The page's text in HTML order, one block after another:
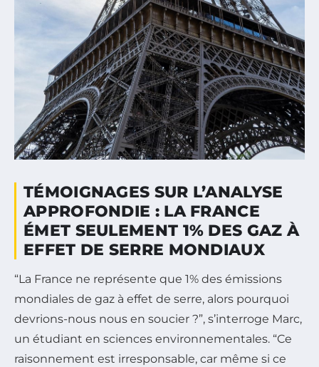
TÉMOIGNAGES SUR L’ANALYSE
APPROFONDIE : LA FRANCE
ÉMET SEULEMENT 1% DES GAZ À
EFFET DE SERRE MONDIAUX
“La France ne représente que 1% des émissions
mondiales de gaz à effet de serre, alors pourquoi
devrions-nous nous en soucier ?”, s’interroge Marc,
un étudiant en sciences environnementales. “Ce
raisonnement est irresponsable, car même si ce